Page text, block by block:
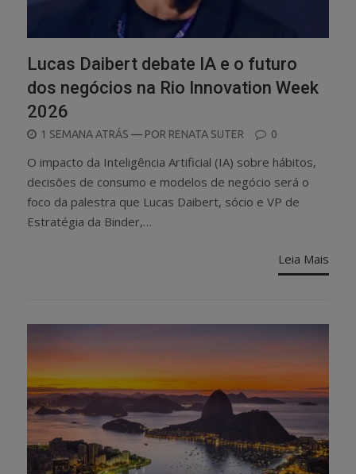
Lucas Daibert debate IA e o futuro
dos negócios na Rio Innovation Week
2026
POSTED
1 SEMANA ATRÁS — POR RENATA SUTER 0
O impacto da Inteligência Artificial (IA) sobre hábitos,
decisões de consumo e modelos de negócio será o
foco da palestra que Lucas Daibert, sócio e VP de
Estratégia da Binder,…
Leia Mais